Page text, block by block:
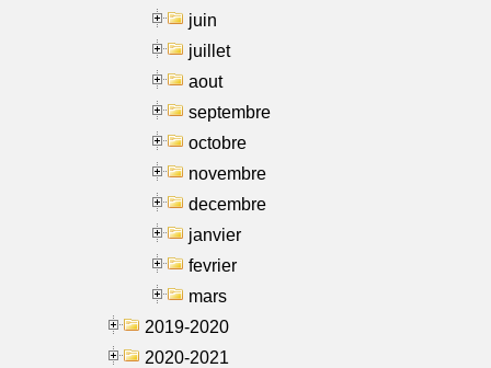
juin
juillet
aout
septembre
octobre
novembre
decembre
janvier
fevrier
mars
2019-2020
2020-2021